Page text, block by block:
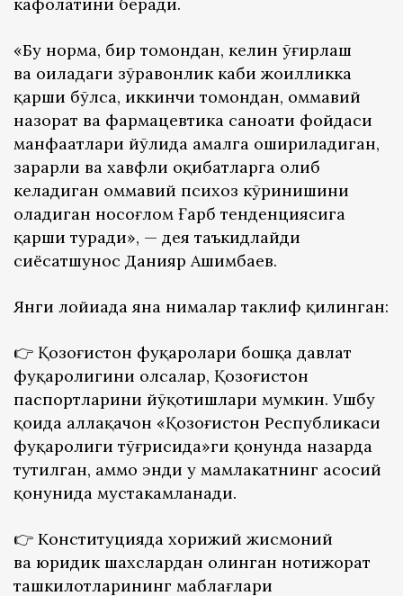
«Бу норма, бир томондан, келин ўғирлаш
ва оиладаги зўравонлик каби жоҳилликка
қарши бўлса, иккинчи томондан, оммавий
назорат ва фармацевтика саноати фойдаси
манфаатлари йўлида амалга ошириладиган,
зарарли ва хавфли оқибатларга олиб
келадиган оммавий психоз кўринишини
оладиган носоғлом Ғарб тенденциясига
қарши туради», — дея таъкидлайди
сиёсатшунос Данияр Ашимбаев.
Янги лойиҳада яна нималар таклиф қилинган:
👉️ Қозоғистон фуқаролари бошқа давлат
фуқаролигини олсалар, Қозоғистон
паспортларини йўқотишлари мумкин. Ушбу
қоида аллақачон «Қозоғистон Республикаси
фуқаролиги тўғрисида»ги қонунда назарда
тутилган, аммо энди у мамлакатнинг асосий
қонунида мустаҳкамланади.
👉 Конституцияда хорижий жисмоний
ва юридик шахслардан олинган нотижорат
ташкилотларининг маблағлари